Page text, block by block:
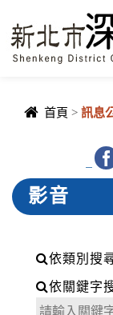
首頁 > 訊息
影音
依類別搜
依關鍵字